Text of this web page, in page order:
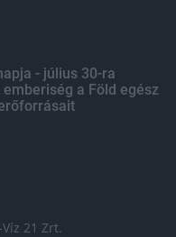
- július 30-ra
a Föld egész
Víz 21 Zrt.